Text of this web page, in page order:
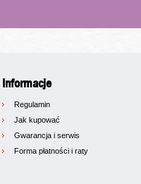
Informacje
Regulamin
Jak kupować
Gwarancja i serwis
Forma płatności i raty